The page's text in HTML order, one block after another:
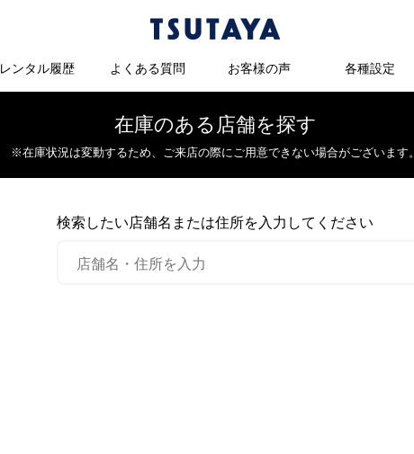
レンタル履歴 よくある質問 お客様の声 各種設定
在庫のある店舗を探す
※在庫状況は変動するため、 ご来店の際にご用意できない場合がございます。
検索したい店舗名または住所を入力してください